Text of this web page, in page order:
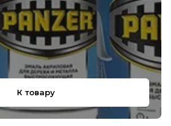
К товару